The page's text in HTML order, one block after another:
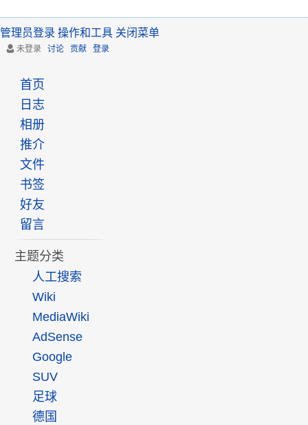
管理员登录 操作和工具 关闭菜单
未登录 讨论 贡献 登录
首页
日志
相册
推介
文件
书签
好友
留言
主题分类
人工搜索
Wiki
MediaWiki
AdSense
Google
SUV
足球
德国